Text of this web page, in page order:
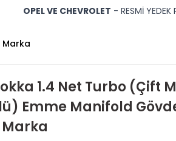
OPEL VE CHEVROLET - RESMİ YEDEK
1.4 Net Turbo (Çift
Emme Manifold